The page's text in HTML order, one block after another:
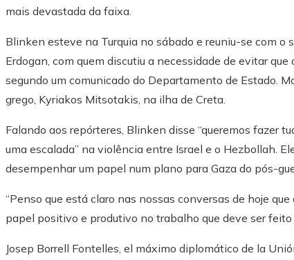
mais devastada da faixa.
Blinken esteve na Turquia no sábado e reuniu-se com
Erdogan, com quem discutiu a necessidade de evitar
segundo um comunicado do Departamento de Estado.
grego, Kyriakos Mitsotakis, na ilha de Creta.
Falando aos repórteres, Blinken disse “queremos fazer
uma escalada” na violência entre Israel e o Hezbollah.
desempenhar um papel num plano para Gaza do pós-
“Penso que está claro nas nossas conversas de hoje
papel positivo e produtivo no trabalho que deve ser
Josep Borrell Fontelles, el máximo diplomático de la